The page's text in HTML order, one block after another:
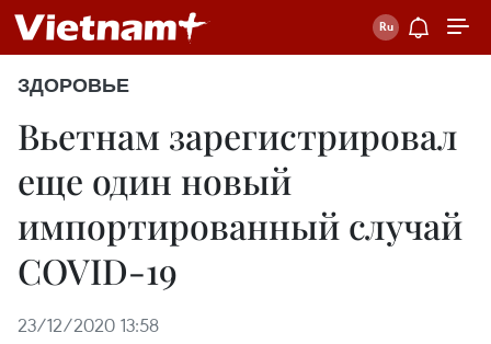
ЗДОРОВЬЕ
Вьетнам зарегистрировал
еще один новый
импортированный случай
COVID-19
23/12/2020 13:58